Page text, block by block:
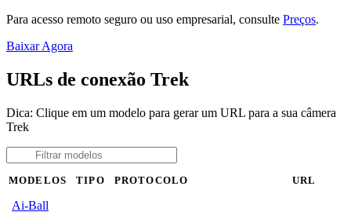
Para acesso remoto seguro ou uso empresarial, consulte Preços.
Baixar Agora
URLs de conexão Trek
Dica: Clique em um modelo para gerar um URL para a sua câmera
Trek
MODELOS TIPO PROTOCOLO URL
Ai-Ball